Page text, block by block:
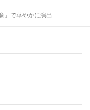
」で華やかに演出